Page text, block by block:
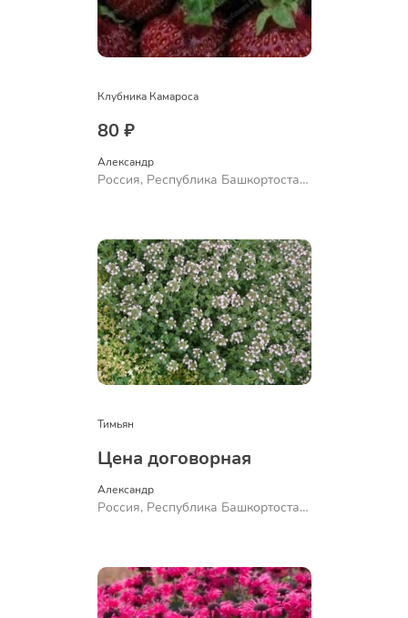
Клубника Камароса
80 ₽
Александр
Россия, Республика Башкортостан,
Тимьян
Цена договорная
Александр
Россия, Республика Башкортостан,